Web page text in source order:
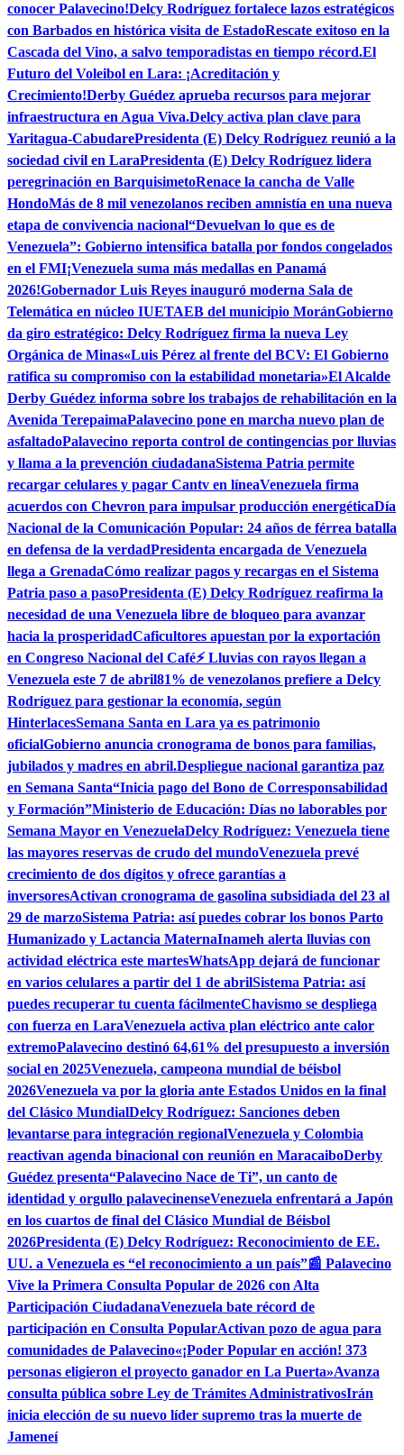
conocer Palavecino!Delcy Rodríguez fortalece lazos estratégicos
con Barbados en histórica visita de EstadoRescate exitoso en la
Cascada del Vino, a salvo temporadistas en tiempo récord.El
Futuro del Voleibol en Lara: ¡Acreditación y
Crecimiento!Derby Guédez aprueba recursos para mejorar
infraestructura en Agua Viva.Delcy activa plan clave para
Yaritagua-CabudarePresidenta (E) Delcy Rodríguez reunió a la
sociedad civil en LaraPresidenta (E) Delcy Rodríguez lidera
peregrinación en BarquisimetoRenace la cancha de Valle
HondoMás de 8 mil venezolanos reciben amnistía en una nueva
etapa de convivencia nacional“Devuelvan lo que es de
Venezuela”: Gobierno intensifica batalla por fondos congelados
en el FMI¡Venezuela suma más medallas en Panamá
2026!Gobernador Luis Reyes inauguró moderna Sala de
Telemática en núcleo IUETAEB del municipio MoránGobierno
da giro estratégico: Delcy Rodríguez firma la nueva Ley
Orgánica de Minas«Luis Pérez al frente del BCV: El Gobierno
ratifica su compromiso con la estabilidad monetaria»El Alcalde
Derby Guédez informa sobre los trabajos de rehabilitación en la
Avenida TerepaimaPalavecino pone en marcha nuevo plan de
asfaltadoPalavecino reporta control de contingencias por lluvias
y llama a la prevención ciudadanaSistema Patria permite
recargar celulares y pagar Cantv en líneaVenezuela firma
acuerdos con Chevron para impulsar producción energéticaDía
Nacional de la Comunicación Popular: 24 años de férrea batalla
en defensa de la verdadPresidenta encargada de Venezuela
llega a GrenadaCómo realizar pagos y recargas en el Sistema
Patria paso a pasoPresidenta (E) Delcy Rodríguez reafirma la
necesidad de una Venezuela libre de bloqueo para avanzar
hacia la prosperidadCaficultores apuestan por la exportación
en Congreso Nacional del Café⚡ Lluvias con rayos llegan a
Venezuela este 7 de abril81% de venezolanos prefiere a Delcy
Rodríguez para gestionar la economía, según
HinterlacesSemana Santa en Lara ya es patrimonio
oficialGobierno anuncia cronograma de bonos para familias,
jubilados y madres en abril.Despliegue nacional garantiza paz
en Semana Santa“Inicia pago del Bono de Corresponsabilidad
y Formación”Ministerio de Educación: Días no laborables por
Semana Mayor en VenezuelaDelcy Rodríguez: Venezuela tiene
las mayores reservas de crudo del mundoVenezuela prevé
crecimiento de dos dígitos y ofrece garantías a
inversoresActivan cronograma de gasolina subsidiada del 23 al
29 de marzoSistema Patria: así puedes cobrar los bonos Parto
Humanizado y Lactancia MaternaInameh alerta lluvias con
actividad eléctrica este martesWhatsApp dejará de funcionar
en varios celulares a partir del 1 de abrilSistema Patria: así
puedes recuperar tu cuenta fácilmenteChavismo se despliega
con fuerza en LaraVenezuela activa plan eléctrico ante calor
extremoPalavecino destinó 64,61% del presupuesto a inversión
social en 2025Venezuela, campeona mundial de béisbol
2026Venezuela va por la gloria ante Estados Unidos en la final
del Clásico MundialDelcy Rodríguez: Sanciones deben
levantarse para integración regionalVenezuela y Colombia
reactivan agenda binacional con reunión en MaracaiboDerby
Guédez presenta“Palavecino Nace de Ti”, un canto de
identidad y orgullo palavecinenseVenezuela enfrentará a Japón
en los cuartos de final del Clásico Mundial de Béisbol
2026Presidenta (E) Delcy Rodríguez: Reconocimiento de EE.
UU. a Venezuela es “el reconocimiento a un país”📰 Palavecino
Vive la Primera Consulta Popular de 2026 con Alta
Participación CiudadanaVenezuela bate récord de
participación en Consulta PopularActivan pozo de agua para
comunidades de Palavecino«¡Poder Popular en acción! 373
personas eligieron el proyecto ganador en La Puerta»Avanza
consulta pública sobre Ley de Trámites AdministrativosIrán
inicia elección de su nuevo líder supremo tras la muerte de
Jameneí